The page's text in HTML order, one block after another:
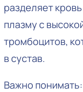
разделяет
плазму с
тромбоцитов,
в сустав.
Важно